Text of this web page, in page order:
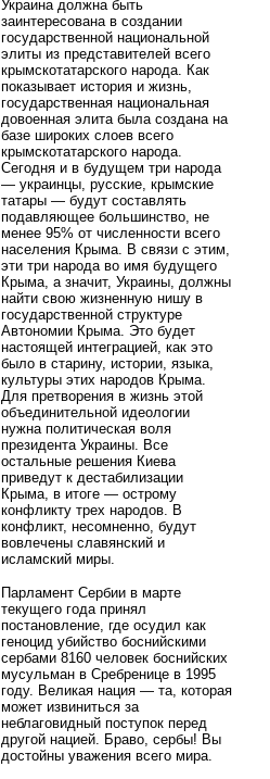
Украина должна быть
заинтересована в создании
государственной национальной
элиты из представителей всего
крымскотатарского народа. Как
показывает история и жизнь,
государственная национальная
довоенная элита была создана на
базе широких слоев всего
крымскотатарского народа.
Сегодня и в будущем три народа
— украинцы, русские, крымские
татары — будут составлять
подавляющее большинство, не
менее 95% от численности всего
населения Крыма. В связи с этим,
эти три народа во имя будущего
Крыма, а значит, Украины, должны
найти свою жизненную нишу в
государственной структуре
Автономии Крыма. Это будет
настоящей интеграцией, как это
было в старину, истории, языка,
культуры этих народов Крыма.
Для претворения в жизнь этой
объединительной идеологии
нужна политическая воля
президента Украины. Все
остальные решения Киева
приведут к дестабилизации
Крыма, в итоге — острому
конфликту трех народов. В
конфликт, несомненно, будут
вовлечены славянский и
исламский миры.
Парламент Сербии в марте
текущего года принял
постановление, где осудил как
геноцид убийство боснийскими
сербами 8160 человек боснийских
мусульман в Сребренице в 1995
году. Великая нация — та, которая
может извиниться за
неблаговидный поступок перед
другой нацией. Браво, сербы! Вы
достойны уважения всего мира.